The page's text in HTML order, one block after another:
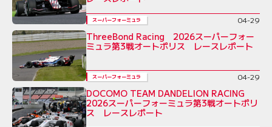
スーパーフォーミュラ 04-29
ThreeBond Racing 2026スーパーフォー
ミュラ第3戦オートポリス レースレポート
スーパーフォーミュラ 04-29
DOCOMO TEAM DANDELION RACING
2026スーパーフォーミュラ第3戦オートポリ
ス レースレポート